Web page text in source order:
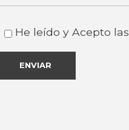
He leído y Acepto las